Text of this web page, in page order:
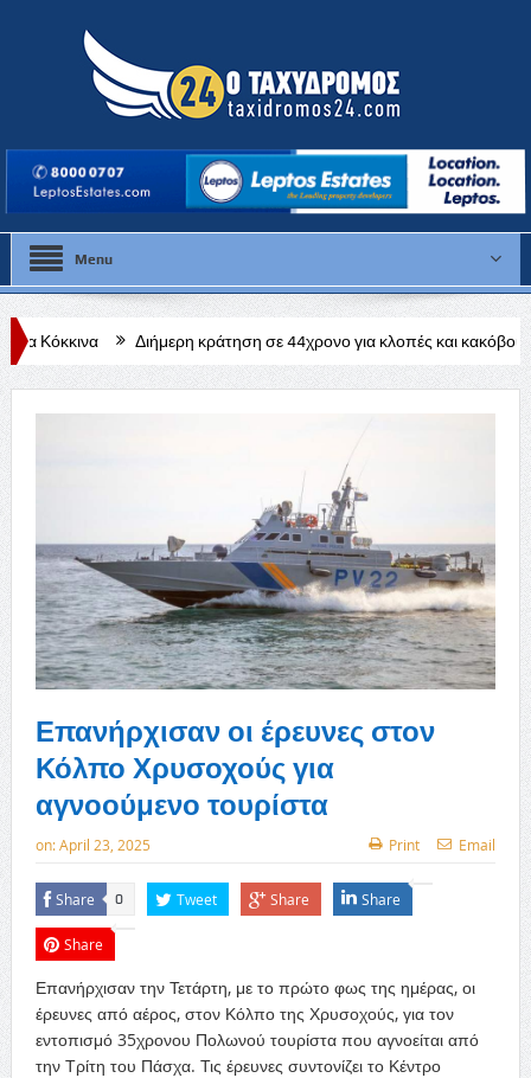
Menu
Διήμερη κράτηση σε 44χρονο για κλοπές και κακόβουλες ζημιές σε
Επανήρχισαν οι έρευνες στον
Κόλπο Χρυσοχούς για
αγνοούμενο τουρίστα
on:April 23, 2025 Print Email
Share 0 Tweet Share Share
Share
Επανήρχισαν την Τετάρτη, με το πρώτο φως της ημέρας, οι
έρευνες από αέρος, στον Κόλπο της Χρυσοχούς, για τον
εντοπισμό 35χρονου Πολωνού τουρίστα που αγνοείται από
την Τρίτη του Πάσχα. Τις έρευνες συντονίζει το Κέντρο